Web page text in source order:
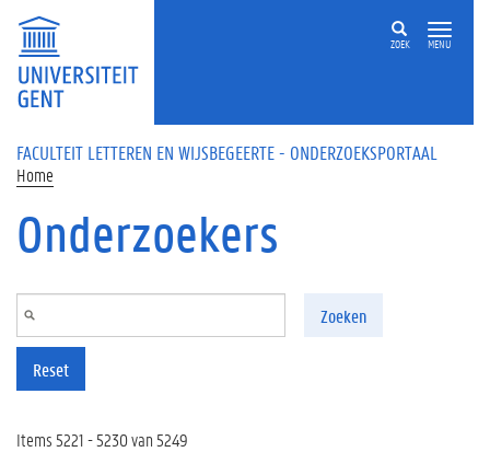
Overslaan en naar de inhoud gaan
ZOEK MENU
FACULTEIT LETTEREN EN WIJSBEGEERTE - ONDERZOEKSPORTAAL
Home
Onderzoekers
Zoeken
Reset
Items 5221 - 5230 van 5249